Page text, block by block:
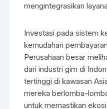
mengintegrasikan
Investasi pada sistem
kemudahan
Perusahaan besar
dari industri gim di
tertinggi di kawasan
mereka berlomba-
untuk memastikan